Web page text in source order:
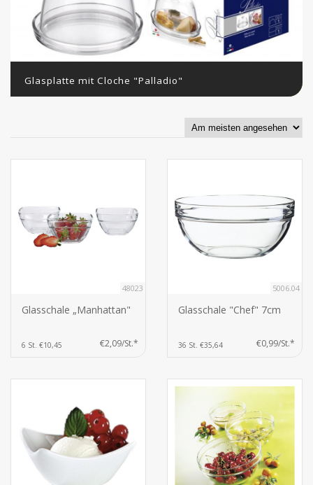
Glasplatte mit Cloche "Palladio"
48023
Glasschale „Manhattan"
6 St. €10,45 €2,09/St.*
5006.04
Glasschale "Chef" 7cm
36 St. €35,64 €0,99/St.*